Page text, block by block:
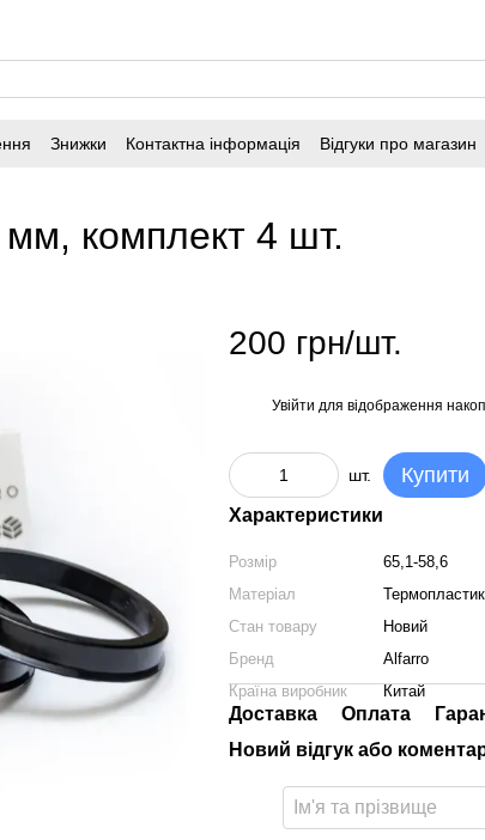
Знижки Контактна інформація Відгуки про магазин
мм, комплект 4 шт.
200 грн/шт.
Увійти для відображення
шт. Купити
Характеристики
Розмір
65,1-58,6
Матеріал
Термопластик
Стан товару
Новий
Бренд
Alfarro
Країна виробник
Китай
Доставка Оплата
Новий відгук або